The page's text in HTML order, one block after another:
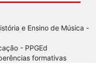
e Ensino de Música -
- PPGEd
formativas